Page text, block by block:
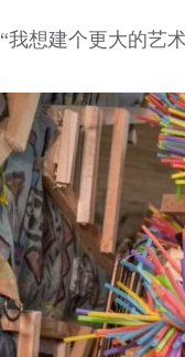
“我想建个更大的艺